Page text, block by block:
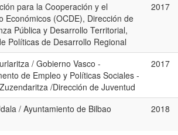
para la Cooperación y el
Económicos (OCDE), Dirección de
Pública y Desarrollo Territorial,
Políticas de Desarrollo Regional
2017
/ Gobierno Vasco -
de Empleo y Políticas Sociales -
/Dirección de Juventud
2017
/ Ayuntamiento de Bilbao 2018